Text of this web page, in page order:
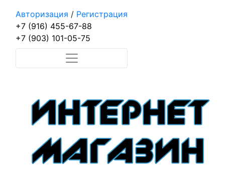
Авторизация / Регистрация
+7 (916) 455-67-88
+7 (903) 101-05-75